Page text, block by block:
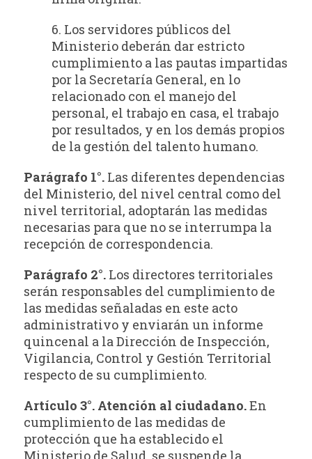
6. Los servidores públicos del
Ministerio deberán dar estricto
cumplimiento a las pautas impartidas
por la Secretaría General, en lo
relacionado con el manejo del
personal, el trabajo en casa, el trabajo
por resultados, y en los demás propios
de la gestión del talento humano.
Parágrafo 1°. Las diferentes dependencias
del Ministerio, del nivel central como del
nivel territorial, adoptarán las medidas
necesarias para que no se interrumpa la
recepción de correspondencia.
Parágrafo 2°. Los directores territoriales
serán responsables del cumplimiento de
las medidas señaladas en este acto
administrativo y enviarán un informe
quincenal a la Dirección de Inspección,
Vigilancia, Control y Gestión Territorial
respecto de su cumplimiento.
Artículo 3°. Atención al ciudadano.En
cumplimiento de las medidas de
protección que ha establecido el
Ministerio de Salud, se suspende la